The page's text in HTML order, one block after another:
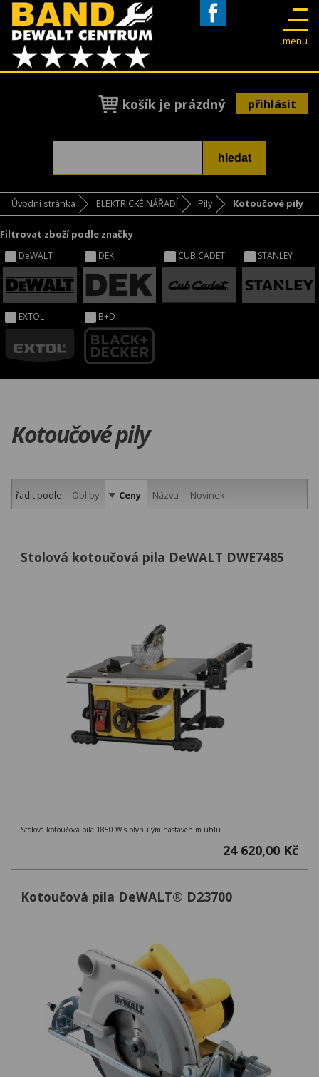
menu
košík je prázdný přihlásit
Úvodní stránka ELEKTRICKÉ NÁŘADÍ Pily Kotoučové pily
Filtrovat zboží podle značky
DeWALT DEK CUB CADET STANLEY
EXTOL B+D
Kotoučové pily
řadit podle: Obliby Ceny Názvu Novinek
Stolová kotoučová pila DeWALT DWE7485
Stolová kotoučová pila 1850 W s plynulým nastavením úhlu
24 620,00 Kč
Kotoučová pila DeWALT® D23700